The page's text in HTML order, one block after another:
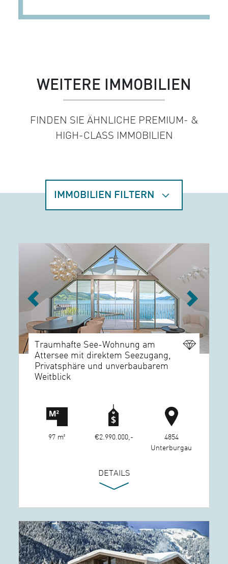
WEITERE IMMOBILIEN
FINDEN SIE ÄHNLICHE PREMIUM- &
HIGH-CLASS IMMOBILIEN
IMMOBILIEN FILTERN
Previous Next
Traumhafte See-Wohnung am
Attersee mit direktem Seezugang,
Privatsphäre und unverbaubarem
Weitblick
97 m² €2.990.000,-
4854
Unterburgau
DETAILS